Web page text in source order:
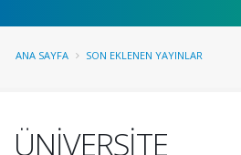
ANA SAYFA SON EKLENEN YAYINLAR
ÜNİVERSİTE